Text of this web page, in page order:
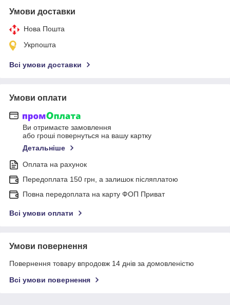
Умови доставки
Нова Пошта
Укрпошта
Всі умови доставки
Умови оплати
Ви отримаєте замовлення
або гроші повернуться на вашу картку
Детальніше
Оплата на рахунок
Передоплата 150 грн, а залишок післяплатою
Повна передоплата на карту ФОП Приват
Всі умови оплати
Умови повернення
Повернення товару впродовж 14 днів за домовленістю
Всі умови повернення